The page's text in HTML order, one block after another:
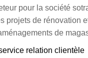
pour la société
projets de rénovation
de
relation clientèle